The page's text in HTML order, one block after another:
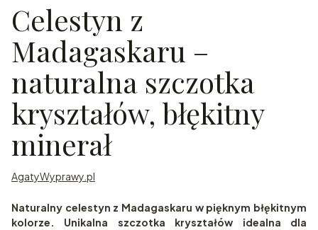
Celestyn z
Madagaskaru –
naturalna szczotka
kryształów, błękitny
minerał
AgatyWyprawy.pl
Naturalny celestyn z Madagaskaru w pięknym błękitnym
kolorze. Unikalna szczotka kryształów idealna dla